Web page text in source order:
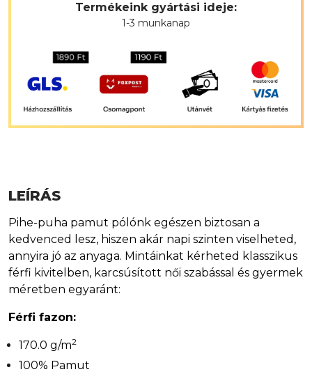
Termékeink gyártási ideje:
1-3 munkanap
LEÍRÁS
Pihe-puha pamut pólónk egészen biztosan a
kedvenced lesz, hiszen akár napi szinten viselheted,
annyira jó az anyaga. Mintáinkat kérheted klasszikus
férfi kivitelben, karcsúsított női szabással és gyermek
méretben egyaránt:
Férfi fazon:
170.0 g/m2
100% Pamut